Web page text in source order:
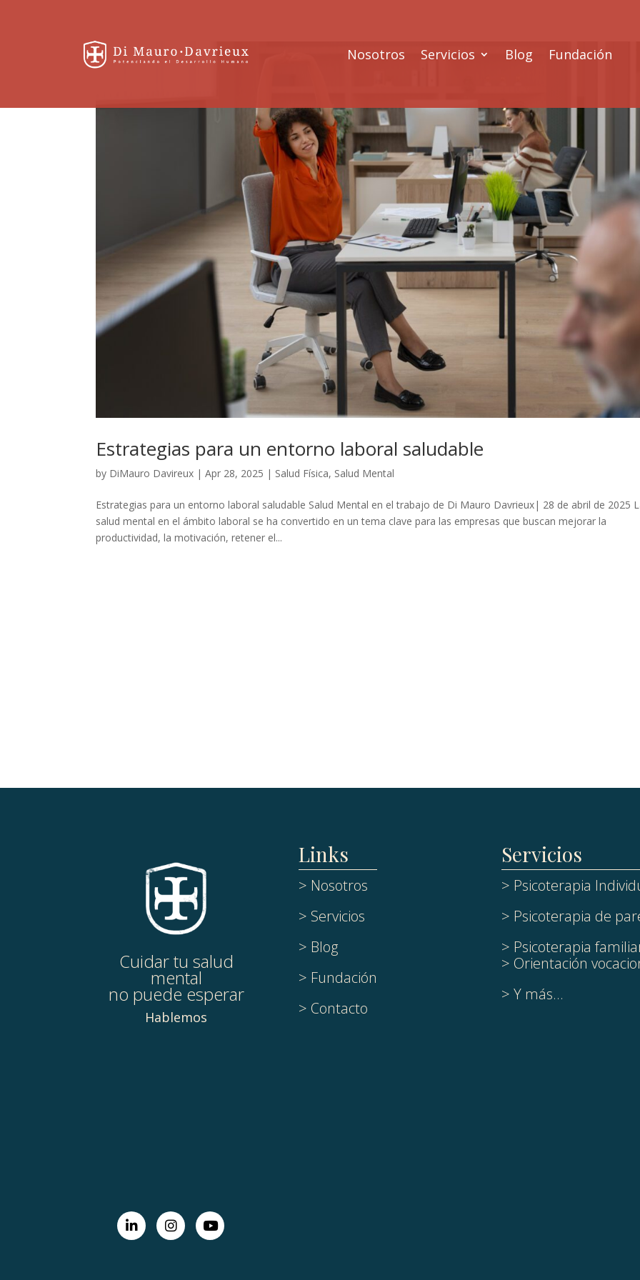
Nosotros Servicios Blog Fundación
Estrategias para un entorno laboral saludable
by DiMauro Davireux |Apr 28, 2025 | Salud Física, Salud Mental
Estrategias para un entorno laboral saludable Salud Mental en el trabajo de Di Mauro Davrieux| 28 de abril de 2025
salud mental en el ámbito laboral se ha convertido en un tema clave para las empresas que buscan mejorar la
productividad, la motivación, retener el...
Cuidar tu salud
mental
no puede esperar
Hablemos
Links
> Nosotros
> Servicios
> Blog
> Fundación
> Contacto
Servicios
> Psicoterapia
> Psicoterapia de
> Psicoterapia
> Orientación
> Y más...